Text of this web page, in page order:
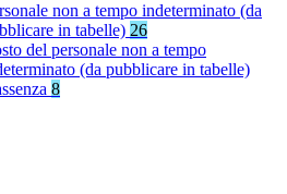
non a tempo indeterminato (da
in tabelle) 26
del personale non a tempo
(da pubblicare in tabelle)
8